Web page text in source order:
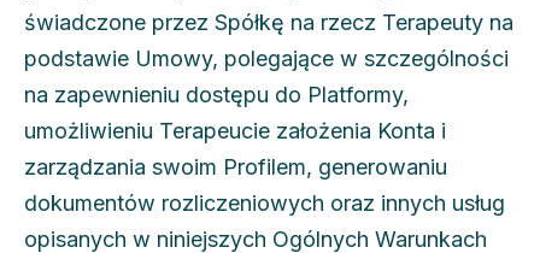
świadczone przez Spółkę na rzecz Terapeuty na
podstawie Umowy, polegające w szczególności
na zapewnieniu dostępu do Platformy,
umożliwieniu Terapeucie założenia Konta i
zarządzania swoim Profilem, generowaniu
dokumentów rozliczeniowych oraz innych usług
opisanych w niniejszych Ogólnych Warunkach